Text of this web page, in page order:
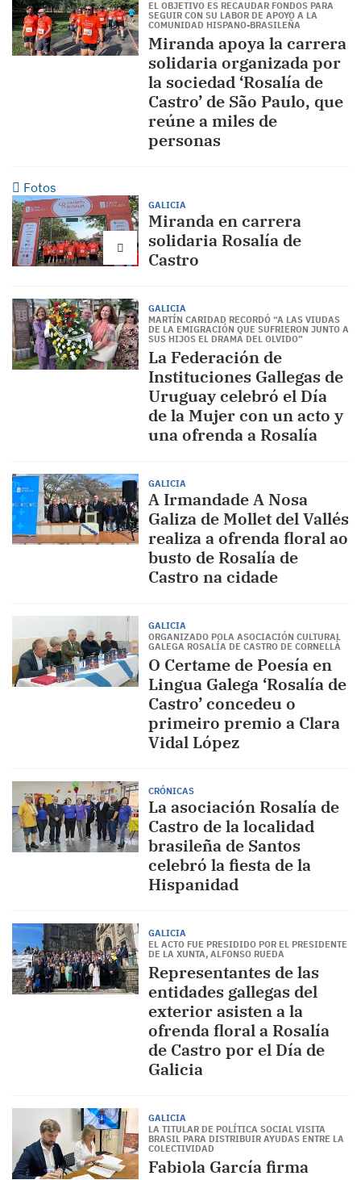
EL OBJETIVO ES RECAUDAR FONDOS PARA
SEGUIR CON SU LABOR DE APOYO A LA
COMUNIDAD HISPANO-BRASILEÑA
Miranda apoya la carrera
solidaria organizada por
la sociedad ‘Rosalía de
Castro’ de São Paulo, que
reúne a miles de
personas
Fotos
GALICIA
Miranda en carrera
solidaria Rosalía de
Castro
GALICIA
MARTÍN CARIDAD RECORDÓ “A LAS VIUDAS
DE LA EMIGRACIÓN QUE SUFRIERON JUNTO A
SUS HIJOS EL DRAMA DEL OLVIDO”
La Federación de
Instituciones Gallegas de
Uruguay celebró el Día
de la Mujer con un acto y
una ofrenda a Rosalía
GALICIA
A Irmandade A Nosa
Galiza de Mollet del Vallés
realiza a ofrenda floral ao
busto de Rosalía de
Castro na cidade
GALICIA
ORGANIZADO POLA ASOCIACIÓN CULTURAL
GALEGA ROSALÍA DE CASTRO DE CORNELLÀ
O Certame de Poesía en
Lingua Galega ‘Rosalía de
Castro’ concedeu o
primeiro premio a Clara
Vidal López
CRÓNICAS
La asociación Rosalía de
Castro de la localidad
brasileña de Santos
celebró la fiesta de la
Hispanidad
GALICIA
EL ACTO FUE PRESIDIDO POR EL PRESIDENTE
DE LA XUNTA, ALFONSO RUEDA
Representantes de las
entidades gallegas del
exterior asisten a la
ofrenda floral a Rosalía
de Castro por el Día de
Galicia
GALICIA
LA TITULAR DE POLÍTICA SOCIAL VISITA
BRASIL PARA DISTRIBUIR AYUDAS ENTRE LA
COLECTIVIDAD
Fabiola García firma